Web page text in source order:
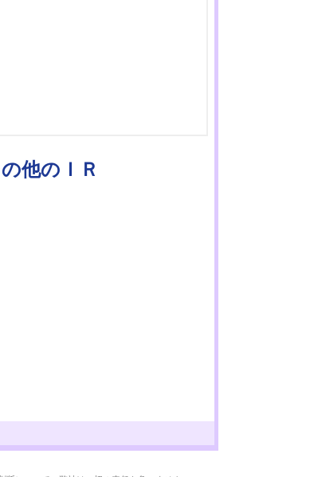
他のＩＲ